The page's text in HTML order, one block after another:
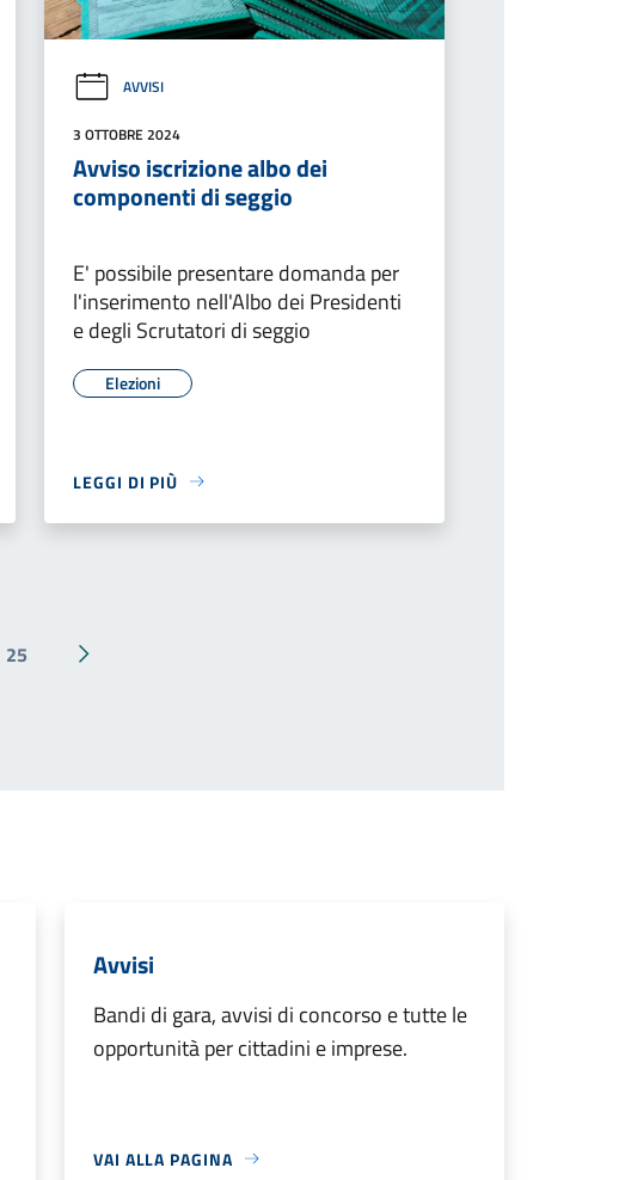
AVVISI
3 OTTOBRE 2024
Avviso iscrizione albo dei
componenti di seggio
E' possibile presentare domanda per
l'inserimento nell'Albo dei Presidenti
e degli Scrutatori di seggio
Elezioni
LEGGI DI PIÙ
25
Pagina successiva
Avvisi
Bandi di gara, avvisi di concorso e tutte le
opportunità per cittadini e imprese.
VAI ALLA PAGINA